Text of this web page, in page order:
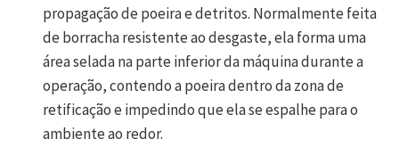
propagação de poeira e detritos. Normalmente feita
de borracha resistente ao desgaste, ela forma uma
área selada na parte inferior da máquina durante a
operação, contendo a poeira dentro da zona de
retificação e impedindo que ela se espalhe para o
ambiente ao redor.